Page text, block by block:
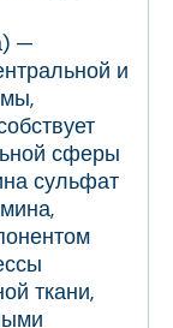
—
и
сферы
сульфат
ткани,